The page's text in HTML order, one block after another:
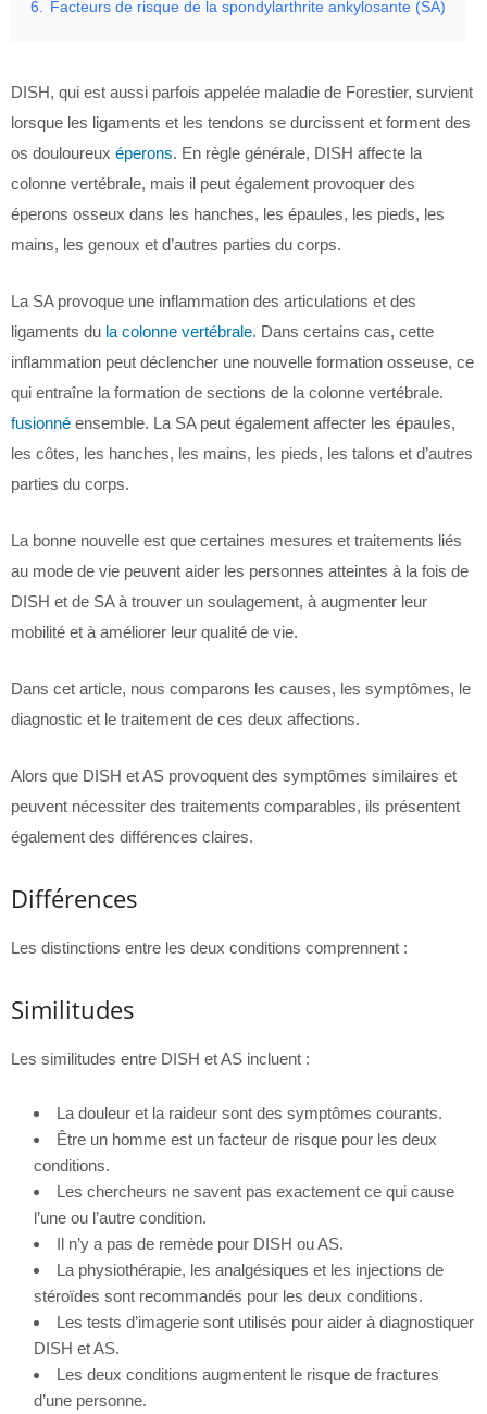
6. Facteurs de risque de la spondylarthrite ankylosante (SA)
DISH, qui est aussi parfois appelée maladie de Forestier, survient
lorsque les ligaments et les tendons se durcissent et forment des
os douloureux éperons. En règle générale, DISH affecte la
colonne vertébrale, mais il peut également provoquer des
éperons osseux dans les hanches, les épaules, les pieds, les
mains, les genoux et d’autres parties du corps.
La SA provoque une inflammation des articulations et des
ligaments du la colonne vertébrale. Dans certains cas, cette
inflammation peut déclencher une nouvelle formation osseuse, ce
qui entraîne la formation de sections de la colonne vertébrale.
fusionné ensemble. La SA peut également affecter les épaules,
les côtes, les hanches, les mains, les pieds, les talons et d’autres
parties du corps.
La bonne nouvelle est que certaines mesures et traitements liés
au mode de vie peuvent aider les personnes atteintes à la fois de
DISH et de SA à trouver un soulagement, à augmenter leur
mobilité et à améliorer leur qualité de vie.
Dans cet article, nous comparons les causes, les symptômes, le
diagnostic et le traitement de ces deux affections.
Alors que DISH et AS provoquent des symptômes similaires et
peuvent nécessiter des traitements comparables, ils présentent
également des différences claires.
Différences
Les distinctions entre les deux conditions comprennent :
Similitudes
Les similitudes entre DISH et AS incluent :
La douleur et la raideur sont des symptômes courants.
Être un homme est un facteur de risque pour les deux
conditions.
Les chercheurs ne savent pas exactement ce qui cause
l’une ou l’autre condition.
Il n’y a pas de remède pour DISH ou AS.
La physiothérapie, les analgésiques et les injections de
stéroïdes sont recommandés pour les deux conditions.
Les tests d’imagerie sont utilisés pour aider à diagnostiquer
DISH et AS.
Les deux conditions augmentent le risque de fractures
d’une personne.